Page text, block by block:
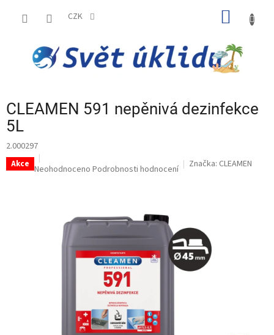
CZK
CLEAMEN 591 nepěnivá dezinfekce
5L
2.000297
Akce Průměrné
Neohodnoceno Podrobnosti hodnocení Značka: CLEAMEN